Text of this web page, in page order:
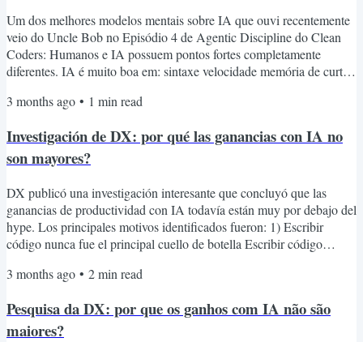
Um dos melhores modelos mentais sobre IA que ouvi recentemente
veio do Uncle Bob no Episódio 4 de Agentic Discipline do Clean
Coders: Humanos e IA possuem pontos fortes completamente
diferentes. IA é muito boa em: sintaxe velocidade memória de curto
informação reasoning lógico/local Humanos continuam muito
discernimento moral experiência prioridades trade-offs direção...
3 months ago • 1 min read
Investigación de DX: por qué las ganancias con IA no
son mayores?
DX publicó una investigación interesante que concluyó que las
ganancias de productividad con IA todavía están muy por debajo del
hype. Los principales motivos identificados fueron: 1) Escribir
código nunca fue el principal cuello de botella Escribir código
(16% del tiempo, según una investigación de Microsoft). La IA
completo. 2) Automatizar solo parte del ciclo de...
3 months ago • 2min read
Pesquisa da DX: por que os ganhos com IA não são
maiores?